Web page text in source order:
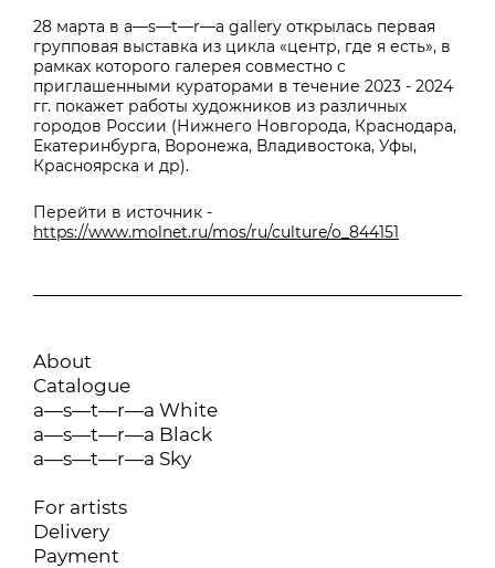
28 марта в a—s—t—r—a gallery открылась первая
групповая выставка из цикла «центр, где я есть», в
рамках которого галерея совместно с
приглашенными кураторами в течение 2023 - 2024
гг. покажет работы художников из различных
городов России (Нижнего Новгорода, Краснодара,
Екатеринбурга, Воронежа, Владивостока, Уфы,
Красноярска и др).
Перейти в источник -
https://www.molnet.ru/mos/ru/culture/o_844151
About
Catalogue
a—s—t—r—a White
a—s—t—r—a Black
a—s—t—r—a Sky
For artists
Delivery
Payment